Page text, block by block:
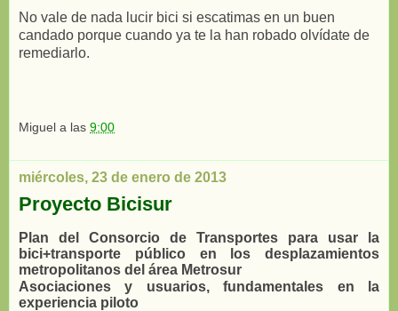
No vale de nada lucir bici si escatimas en un buen
candado porque cuando ya te la han robado olvídate de
remediarlo.
Miguel a las 9:00
miércoles, 23 de enero de 2013
Proyecto Bicisur
Plan del Consorcio de Transportes para usar la
bici+transporte público en los desplazamientos
metropolitanos del área Metrosur
Asociaciones y usuarios, fundamentales en la
experiencia piloto